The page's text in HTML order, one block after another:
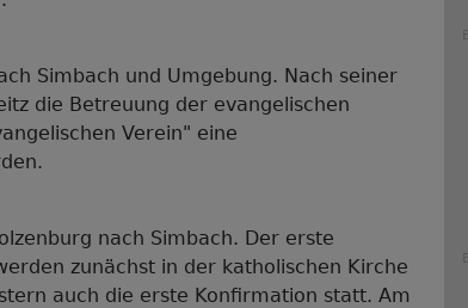
Simbach und Umgebung. Nach seiner
die Betreuung der evangelischen
Verein" eine
nach Simbach. Der erste
zunächst in der katholischen Kirche
auch die erste Konfirmation statt. Am